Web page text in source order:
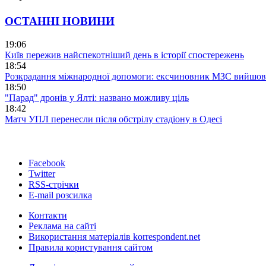
ОСТАННІ НОВИНИ
19:06
Київ пережив найспекотніший день в історії спостережень
18:54
Розкрадання міжнародної допомоги: ексчиновник МЗС вийшов
18:50
"Парад" дронів у Ялті: названо можливу ціль
18:42
Матч УПЛ перенесли після обстрілу стадіону в Одесі
Facebook
Twitter
RSS-стрічки
E-mail розсилка
Контакти
Реклама на сайті
Використання матеріалів korrespondent.net
Правила користування сайтом